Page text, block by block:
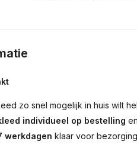
zo snel mogelijk in huis wilt
individueel op bestelling
werkdagen klaar voor